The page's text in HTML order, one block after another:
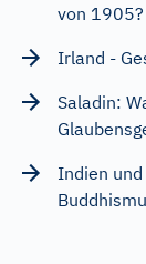
von 1905?
Irland -
Saladin:
Indien